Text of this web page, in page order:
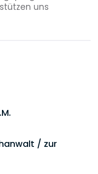
uns
/ zur